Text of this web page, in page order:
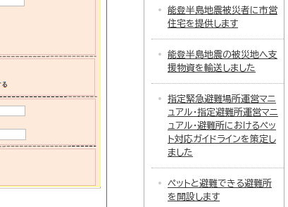
能登半島地震被災者に市営
住宅を提供します
能登半島地震の被災地へ支
援物資を輸送しました
指定緊急避難場所運営マニ
ュアル・指定避難所運営マニ
ュアル・避難所におけるペッ
ト対応ガイドラインを策定し
ました
ペットと避難できる避難所
を開設します